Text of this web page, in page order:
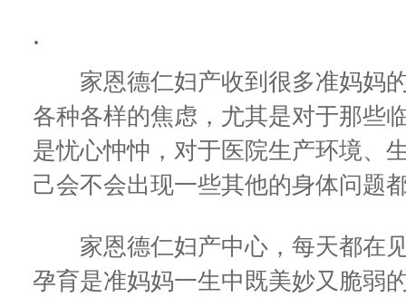
.
家恩德仁妇产收到很多准妈妈的
各种各样的焦虑，尤其是对于那些
是忧心忡忡，对于医院生产环境、
己会不会出现一些其他的身体问题
家恩德仁妇产中心，每天都在见
孕育是准妈妈一生中既美妙又脆弱